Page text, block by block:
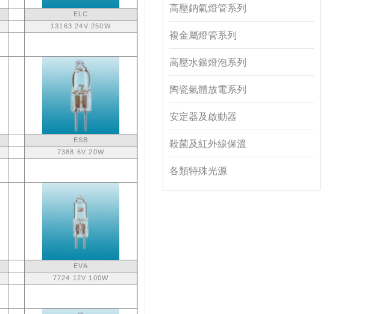
ELC
13163 24V 250W
ESB
7388 6V 20W
EVA
7724 12V 100W
高壓鈉氣燈管系列
複金屬燈管系列
高壓水銀燈泡系列
陶瓷氣體放電系列
安定器及啟動器
殺菌及紅外線保溫
各類特殊光源